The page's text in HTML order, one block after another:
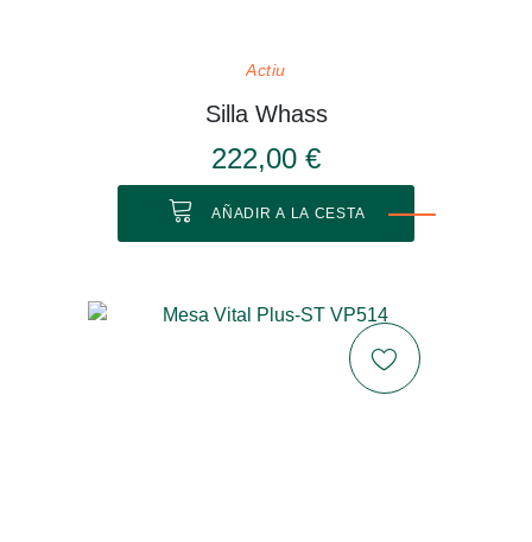
Actiu
Silla Whass
222,00 €
AÑADIR A LA CESTA